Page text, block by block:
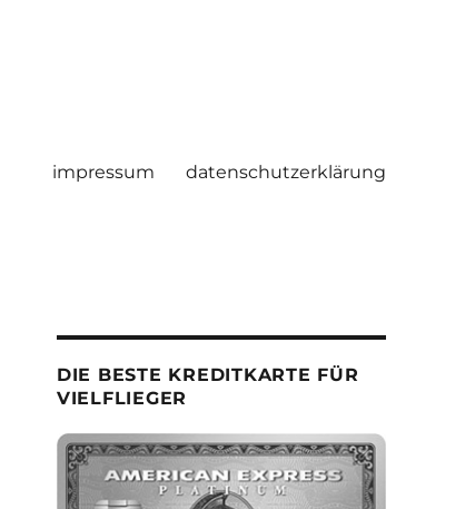
impressum datenschutzerklärung
DIE BESTE KREDITKARTE FÜR
VIELFLIEGER